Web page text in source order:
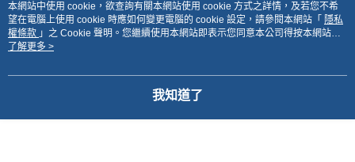
熱門標籤
本網站中使用 cookie，欲查詢有關本網站使用 cookie 方式之詳情，及若您不希
望在電腦上使用 cookie 時應如何變更電腦的 cookie 設定，請參閱本網站「 隱私
權條款 」之 Cookie 聲明。您繼續使用本網站即表示您同意本公司得按本網站使
用條款之 Cookie 聲明使用 cookie。
了解更多 >
我知道了